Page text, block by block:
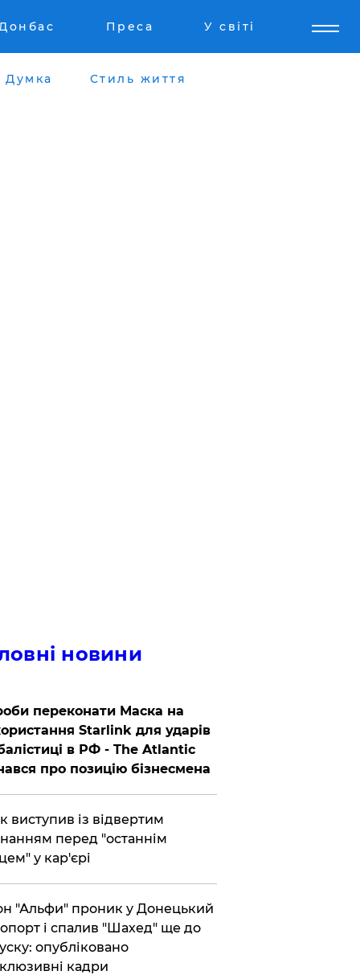
Преса У світі
Думка Стиль життя
новини
переконати Маска на
Starlink для ударів
в РФ - The Atlantic
про позицію бізнесмена
виступив із відвертим
перед "останнім
у кар'єрі
"Альфи" проник у Донецький
і спалив "Шахед" ще до
опубліковано
кадри